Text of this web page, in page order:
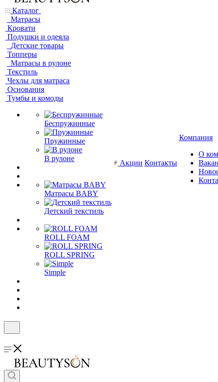
Каталог
Матрасы
Кровати
Подушки и одеяла
Детские товары
Топперы
Матрасы в рулоне
Текстиль
Чехлы для матраса
Основания
Тумбы и комоды
Беспружинные
Пружинные
В рулоне
Матрасы BABY
Детский текстиль
ROLL FOAM
ROLL SPRING
Simple
Акции Контакты
Компания
О